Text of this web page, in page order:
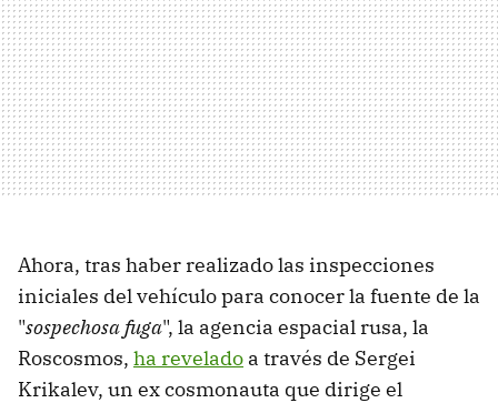
Ahora, tras haber realizado las inspecciones
iniciales del vehículo para conocer la fuente de la
"sospechosa fuga", la agencia espacial rusa, la
Roscosmos, ha revelado a través de Sergei
Krikalev, un ex cosmonauta que dirige el